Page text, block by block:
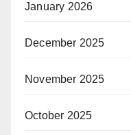
January 2026
December 2025
November 2025
October 2025